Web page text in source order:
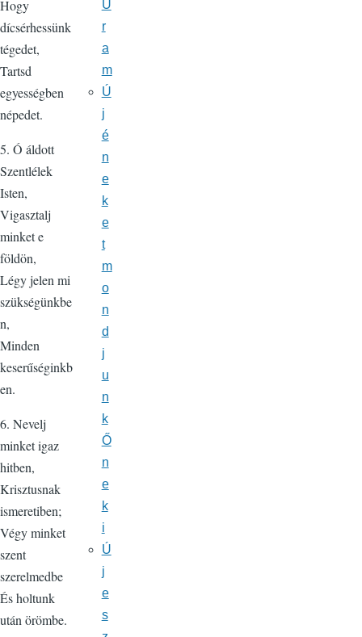
Hogy
dícsérhessünk
tégedet,
Tartsd
egyességben
népedet.
5. Ó áldott
Szentlélek
Isten,
Vigasztalj
minket e
földön,
Légy jelen mi
szükségünkbe
n,
Minden
keserűséginkb
en.
6. Nevelj
minket igaz
hitben,
Krisztusnak
ismeretiben;
Végy minket
szent
szerelmedbe
És holtunk
után örömbe.
U
r
a
m
Ú
j
é
n
e
k
e
t
m
o
n
d
j
u
n
k
Ő
n
e
k
i
Ú
j
e
s